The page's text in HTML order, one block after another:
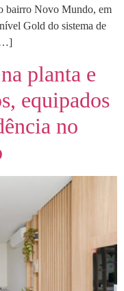
bairro Novo Mundo, em
Gold do sistema de
planta e
equipados
no